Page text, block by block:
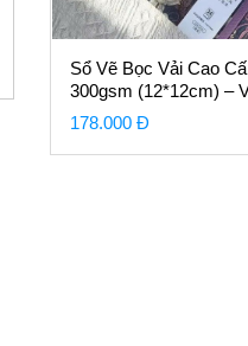
Sổ Vẽ Bọc Vải Cao
300gsm (12*12cm) –
Màu Nước, Gouache,
Màu
178.000 Đ